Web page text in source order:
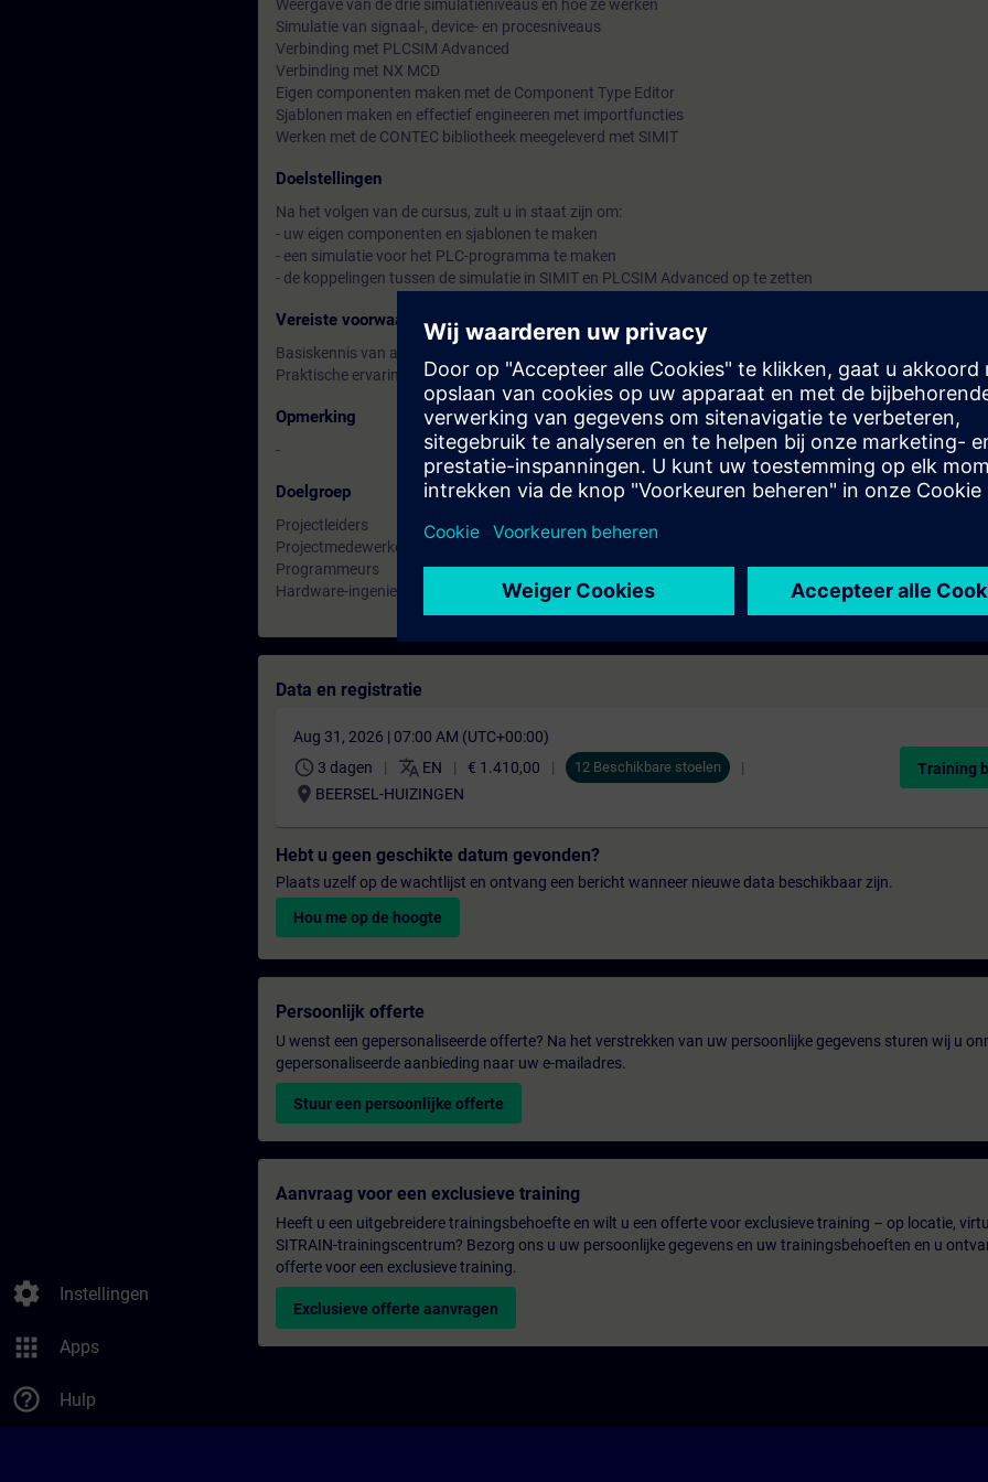
settings Instellingen
apps Apps
help_outline Hulp
Weergave van de drie simulatieniveaus en hoe ze werken
Simulatie van signaal-, device- en procesniveaus
Verbinding met PLCSIM Advanced
Verbinding met NX MCD
Eigen componenten maken met de Component Type Editor
Sjablonen maken en effectief engineeren met importfuncties
Werken met de CONTEC bibliotheek meegeleverd met SIMIT
Doelstellingen
Na het volgen van de cursus, zult u in staat zijn om:
- uw eigen componenten en sjablonen te maken
- een simulatie voor het PLC-programma te maken
- de koppelingen tussen de simulatie in SIMIT en PLCSIM Advanced op te zetten
Vereiste voorwaarden
Basiskennis van automatiseringstechnologie
Praktische ervaring met SIMATIC TIA Portal projectplanning, vergelijkbaar met TIA-PRO2 of TIA-SYSUP
Opmerking
-
Doelgroep
Projectleiders
Projectmedewerkers
Programmeurs
Hardware-ingenieurs
Data en registratie
Aug 31, 2026 | 07:00 AM (UTC+00:00)
schedule 3 dagen translate EN € 1.410,00 12 Beschikbare stoelen
location_on BEERSEL-HUIZINGEN
Training
Hebt u geen geschikte datum gevonden?
Plaats uzelf op de wachtlijst en ontvang een bericht wanneer nieuwe data beschikbaar zijn.
Hou me op de hoogte
Persoonlijk offerte
U wenst een gepersonaliseerde offerte? Na het verstrekken van uw persoonlijke gegevens sturen wij u
gepersonaliseerde aanbieding naar uw e-mailadres.
Stuur een persoonlijke offerte
Aanvraag voor een exclusieve training
Heeft u een uitgebreidere trainingsbehoefte en wilt u een offerte voor exclusieve training – op locatie,
SITRAIN-trainingscentrum? Bezorg ons u uw persoonlijke gegevens en uw trainingsbehoeften en u
offerte voor een exclusieve training.
Exclusieve offerte aanvragen